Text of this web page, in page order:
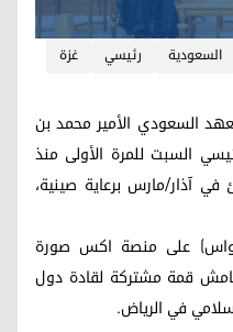
السعودية رئيسي
غزة
ولي العهد السعودي الأمير محمد بن
السبت للمرة الأولى منذ
آذار/مارس برعاية صينية،
(واس) على منصة اكس صورة
قمة مشتركة لقادة دول
في الرياض.